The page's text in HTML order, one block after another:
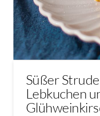
Süßer
Lebkuchen